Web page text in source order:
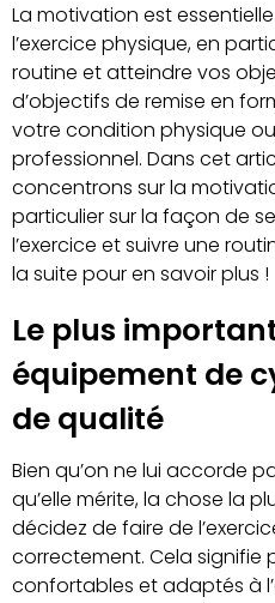
La motivation est
l’exercice physique, en
routine et atteindre vos
d’objectifs de remise en
votre condition physique
professionnel. Dans cet
concentrons sur la
particulier sur la façon de
l’exercice et suivre une
la suite pour en savoir plus !
Le plus
équipement de
de qualité
Bien qu’on ne lui accorde
qu’elle mérite, la chose la
décidez de faire de
correctement. Cela signifie
confortables et adaptés à